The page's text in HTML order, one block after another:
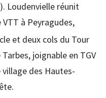
Loudenvielle réunit
à Peyragudes,
et deux cols du Tour
joignable en TGV
des Hautes-